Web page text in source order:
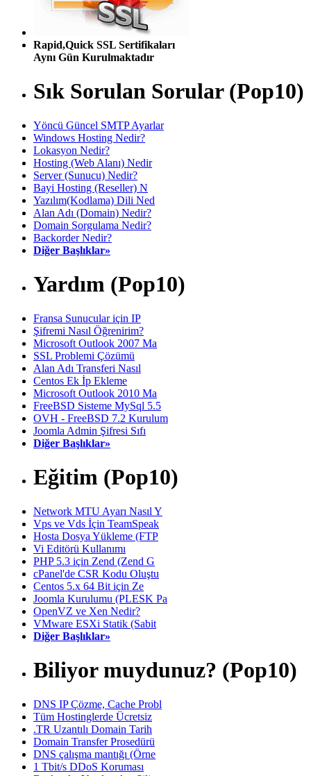
Rapid,Quick SSL Sertifikaları
Aynı Gün Kurulmaktadır
Sık Sorulan Sorular (Pop10)
Yöncü Güncel SMTP Ayarlar
Windows Hosting Nedir?
Lokasyon Nedir?
Hosting (Web Alanı) Nedir
Server (Sunucu) Nedir?
Bayi Hosting (Reseller) N
Yazılım(Kodlama) Dili Ned
Alan Adı (Domain) Nedir?
Domain Sorgulama Nedir?
Backorder Nedir?
Diğer Başlıklar»
Yardım (Pop10)
Fransa Sunucular için IP
Şifremi Nasıl Öğrenirim?
Microsoft Outlook 2007 Ma
SSL Problemi Çözümü
Alan Adı Transferi Nasıl
Centos Ek İp Ekleme
Microsoft Outlook 2010 Ma
FreeBSD Sisteme MySql 5.5
OVH - FreeBSD 7.2 Kurulum
Joomla Admin Şifresi Sıfı
Diğer Başlıklar»
Eğitim (Pop10)
Network MTU Ayarı Nasıl Y
Vps ve Vds İçin TeamSpeak
Hosta Dosya Yükleme (FTP
Vi Editörü Kullanımı
PHP 5.3 için Zend (Zend G
cPanel'de CSR Kodu Oluştu
Centos 5.x 64 Bit için Ze
Joomla Kurulumu (PLESK Pa
OpenVZ ve Xen Nedir?
VMware ESXi Statik (Sabit
Diğer Başlıklar»
Biliyor muydunuz? (Pop10)
DNS IP Çözme, Cache Probl
Tüm Hostinglerde Ücretsiz
.TR Uzantılı Domain Tarih
Domain Transfer Prosedürü
DNS çalışma mantığı (Örne
1 Tbit/s DDoS Koruması